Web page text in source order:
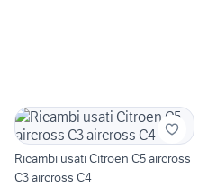
Ricambi usati Citroen C5 aircross
C3 aircross C4